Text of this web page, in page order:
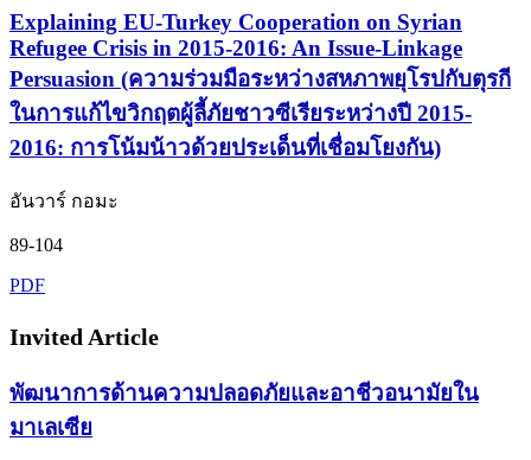
Explaining EU-Turkey Cooperation on Syrian
Refugee Crisis in 2015-2016: An Issue-Linkage
Persuasion (ความร่วมมือระหว่างสหภาพยุโรปกับตุรกี
ในการแก้ไขวิกฤตผู้ลี้ภัยชาวซีเรียระหว่างปี 2015-
2016: การโน้มน้าวด้วยประเด็นที่เชื่อมโยงกัน)
อันวาร์ กอมะ
89-104
PDF
Invited Article
พัฒนาการด้านความปลอดภัยและอาชีวอนามัยใน
มาเลเซีย